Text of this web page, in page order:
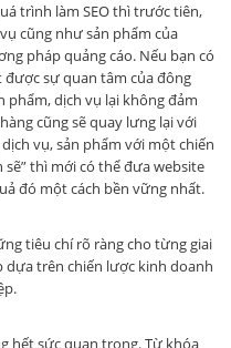
trình làm SEO thì trước tiên,
cũng như sản phẩm của
pháp quảng cáo. Nếu bạn có
sự quan tâm của đông
phẩm, dịch vụ lại không đảm
cũng sẽ quay lưng lại với
vụ, sản phẩm với một chiến
sẽ” thì mới có thể đưa website
đó một cách bền vững nhất.
tiêu chí rõ ràng cho từng giai
dựa trên chiến lược kinh doanh